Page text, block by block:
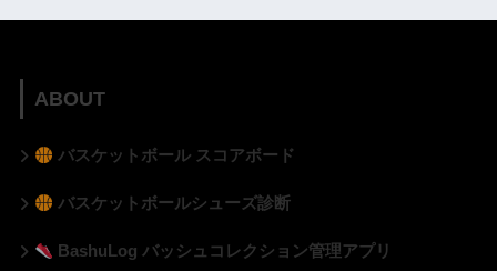
ABOUT
バスケットボール スコアボード
バスケットボールシューズ診断
BashuLog バッシュコレクション管理アプリ